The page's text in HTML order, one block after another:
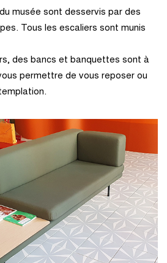
musée sont desservis par des
Tous les escaliers sont munis
des bancs et banquettes sont à
permettre de vous reposer ou